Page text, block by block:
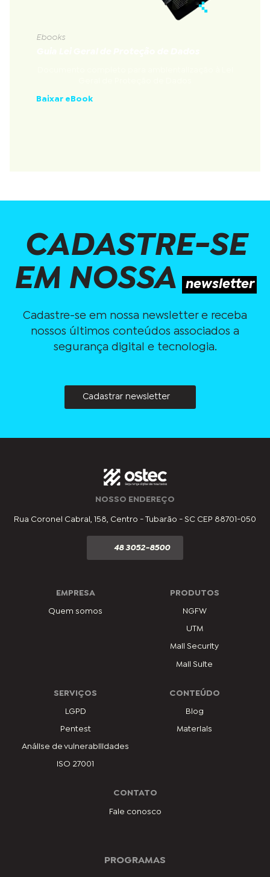
Ebooks
Baixar eBook
CADASTRE-SE
EM NOSSA newsletter
Cadastre-se em nossa newsletter e receba
nossos últimos conteúdos associados a
segurança digital e tecnologia.
Cadastrar newsletter
NOSSO ENDEREÇO
Rua Coronel Cabral, 158, Centro - Tubarão - SC CEP 88701-050
48 3052-8500
EMPRESA
Quem somos
PRODUTOS
NGFW
UTM
Mail Security
Mail Suite
SERVIÇOS
LGPD
Pentest
Análise de vulnerabilidades
ISO 27001
CONTEÚDO
Blog
Materiais
CONTATO
Fale conosco
PROGRAMAS